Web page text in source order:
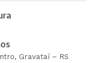
Gravataí – RS